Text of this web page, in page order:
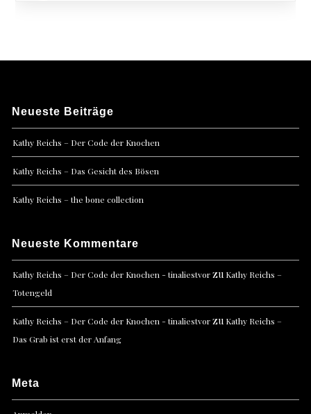
Neueste Beiträge
Kathy Reichs – Der Code der Knochen
Kathy Reichs – Das Gesicht des Bösen
Kathy Reichs – the bone collection
Neueste Kommentare
Kathy Reichs – Der Code der Knochen - tinaliestvorzu Kathy Reichs –
Totengeld
Kathy Reichs – Der Code der Knochen - tinaliestvorzu Kathy Reichs –
Das Grab ist erst der Anfang
Meta